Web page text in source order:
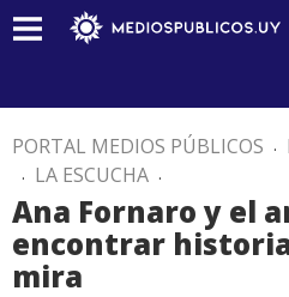
PORTAL MEDIOS PÚBLICOS .
. LA ESCUCHA .
Ana Fornaro y el
encontrar
mira